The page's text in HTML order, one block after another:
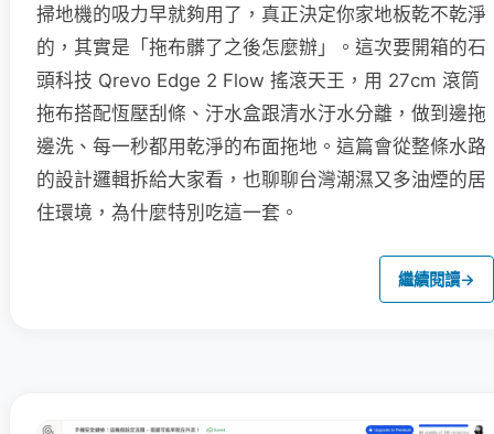
掃地機的吸力早就夠用了，真正決定你家地板乾不乾淨
的，其實是「拖布髒了之後怎麼辦」。這次要開箱的石
頭科技 Qrevo Edge 2 Flow 搖滾天王，用 27cm 滾筒
拖布搭配恆壓刮條、汙水盒跟清水汙水分離，做到邊拖
邊洗、每一秒都用乾淨的布面拖地。這篇會從整條水路
的設計邏輯拆給大家看，也聊聊台灣潮濕又多油煙的居
住環境，為什麼特別吃這一套。
繼續閱讀→